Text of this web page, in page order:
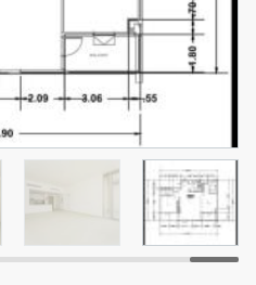
4
1
المعروض
مفروش/ة جزئيا
اسم الوسيط
MOHAMMED ARSHAD SAIYED
5 أشهر +